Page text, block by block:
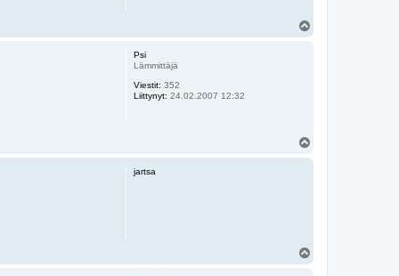
Psi
Lämmittäjä
Viestit: 352
Liittynyt: 24.02.2007 12:32
jartsa